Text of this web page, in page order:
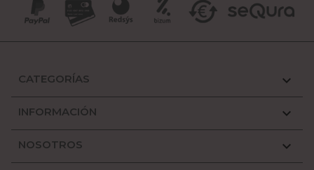
CATEGORÍAS 
INFORMACIÓN 
NOSOTROS 